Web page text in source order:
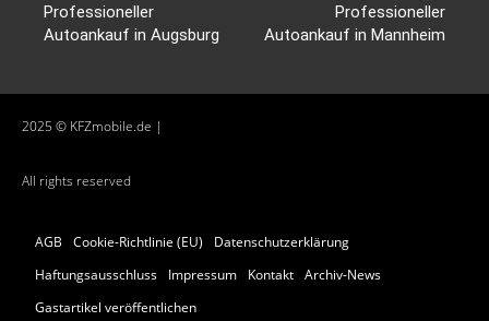
Professioneller
Autoankauf in Augsburg
Professioneller
Autoankauf in Mannheim
2025 © KFZmobile.de |
All rights reserved
AGB Cookie-Richtlinie (EU)
Datenschutzerklärung
Haftungsausschluss
Impressum Kontakt Archiv-News
Gastartikel veröffentlichen